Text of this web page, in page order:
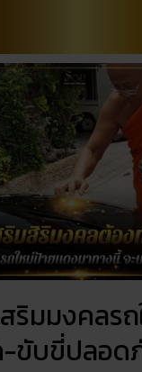
ริมมงคลรถ
ขับขี่ปลอด